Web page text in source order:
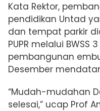
Kata Rektor,
pendidikan Untad
dan tempat parkir
PUPR melalui BWSS
pembangunan
Desember
“Mudah-mudahan
selesai,” ucap Prof